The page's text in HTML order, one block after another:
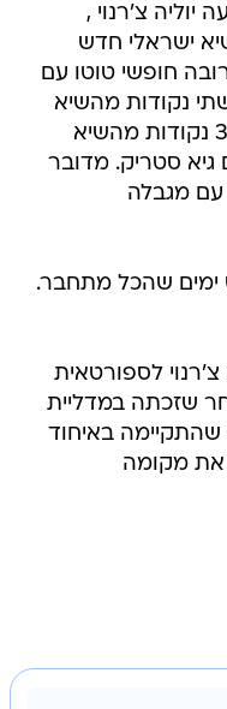
יוליה צ'רנוי ,
ישראלי חדש
ברובה חופשי טוטו עם
כשתי נקודות מהשיא
הקודם שקבעה טל אנגלר, ושל 3 נקודות מהשיא
סטריק. מדובר
מגבלה
ימים שהכל מתחבר.
לספורטאית
לשנת 2022, לאחר שזכתה במדליית
באיחוד
את מקומה